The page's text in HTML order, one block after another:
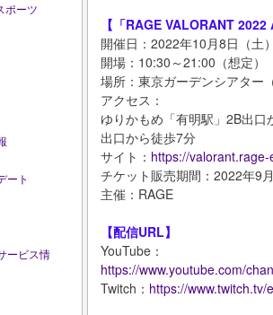
ポーツ
ート
ービス情
【「RAGE VALORANT
開催日：2022年10月8日（土
開場：10:30～21:00（想定）
場所：東京ガーデンシアター
アクセス：
ゆりかもめ「有明駅」2B出
出口から徒歩7分
サイト： https://
チケット販売期間：2022年9
主催：RAGE
【配信URL】
YouTube：
https://www.youtube.com/
Twitch： https://www.twitch.tv/